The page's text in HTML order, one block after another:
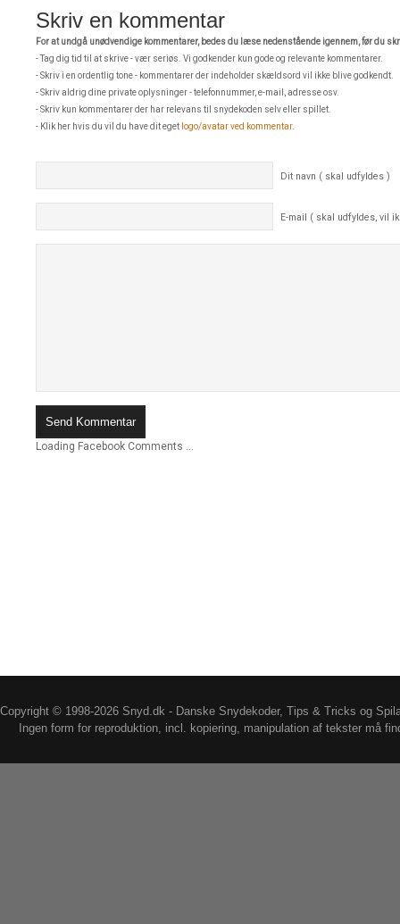
Skriv en kommentar
For at undgå unødvendige kommentarer, bedes du læse nedenstående igennem, før du
- Tag dig tid til at skrive - vær seriøs. Vi godkender kun gode og relevante kommentarer.
- Skriv i en ordentlig tone - kommentarer der indeholder skældsord vil ikke blive godkendt.
- Skriv aldrig dine private oplysninger - telefonnummer, e-mail, adresse osv.
- Skriv kun kommentarer der har relevans til snydekoden selv eller spillet.
- Klik her hvis du vil du have dit eget logo/avatar ved kommentar.
Dit navn ( skal udfyldes )
E-mail ( skal udfyldes, vil
Loading Facebook Comments ...
Copyright © 1998-2026 Snyd.dk - Danske Snydekoder, Tips & Tricks og
Ingen form for reproduktion, incl. kopiering, manipulation af tekster må